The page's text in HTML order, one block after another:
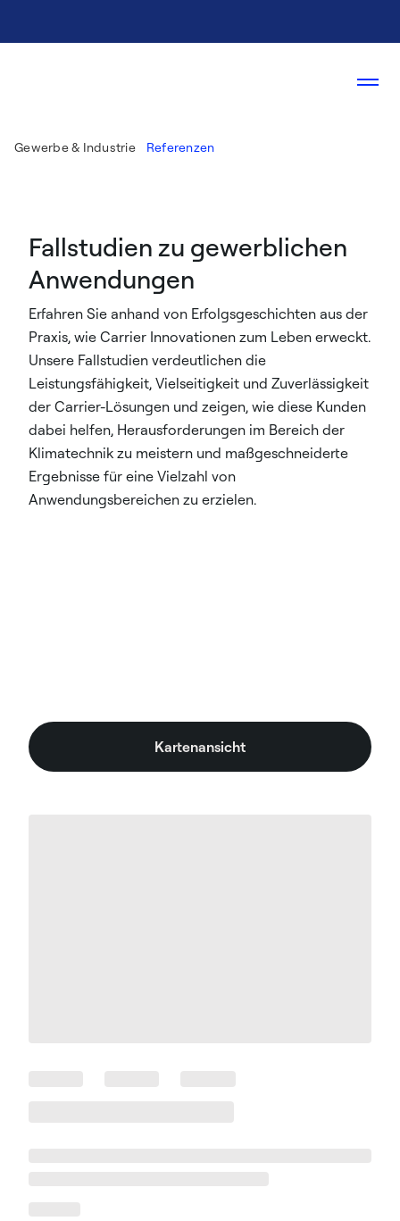
Gewerbe & Industrie Referenzen
Fallstudien zu gewerblichen
Anwendungen
Erfahren Sie anhand von Erfolgsgeschichten aus der
Praxis, wie Carrier Innovationen zum Leben erweckt.
Unsere Fallstudien verdeutlichen die
Leistungsfähigkeit, Vielseitigkeit und Zuverlässigkeit
der Carrier-Lösungen und zeigen, wie diese Kunden
dabei helfen, Herausforderungen im Bereich der
Klimatechnik zu meistern und maßgeschneiderte
Ergebnisse für eine Vielzahl von
Anwendungsbereichen zu erzielen.
Kartenansicht